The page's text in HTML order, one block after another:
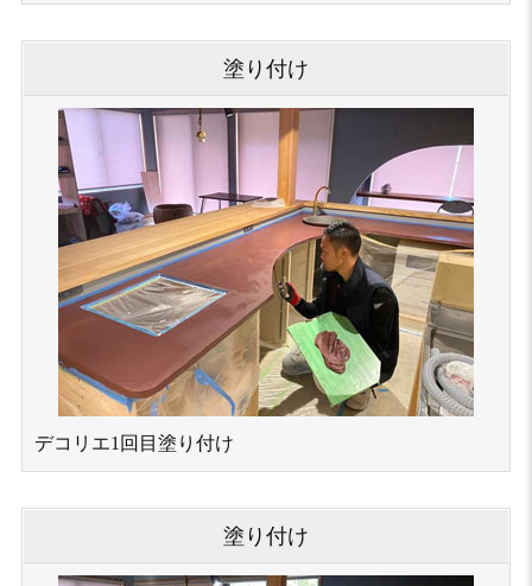
塗り付け
デコリエ1回⽬塗り付け
塗り付け